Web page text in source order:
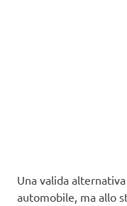
Una valida
automobile, ma allo